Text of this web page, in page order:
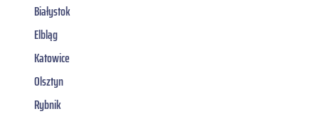
Białystok
Elbląg
Katowice
Olsztyn
Rybnik